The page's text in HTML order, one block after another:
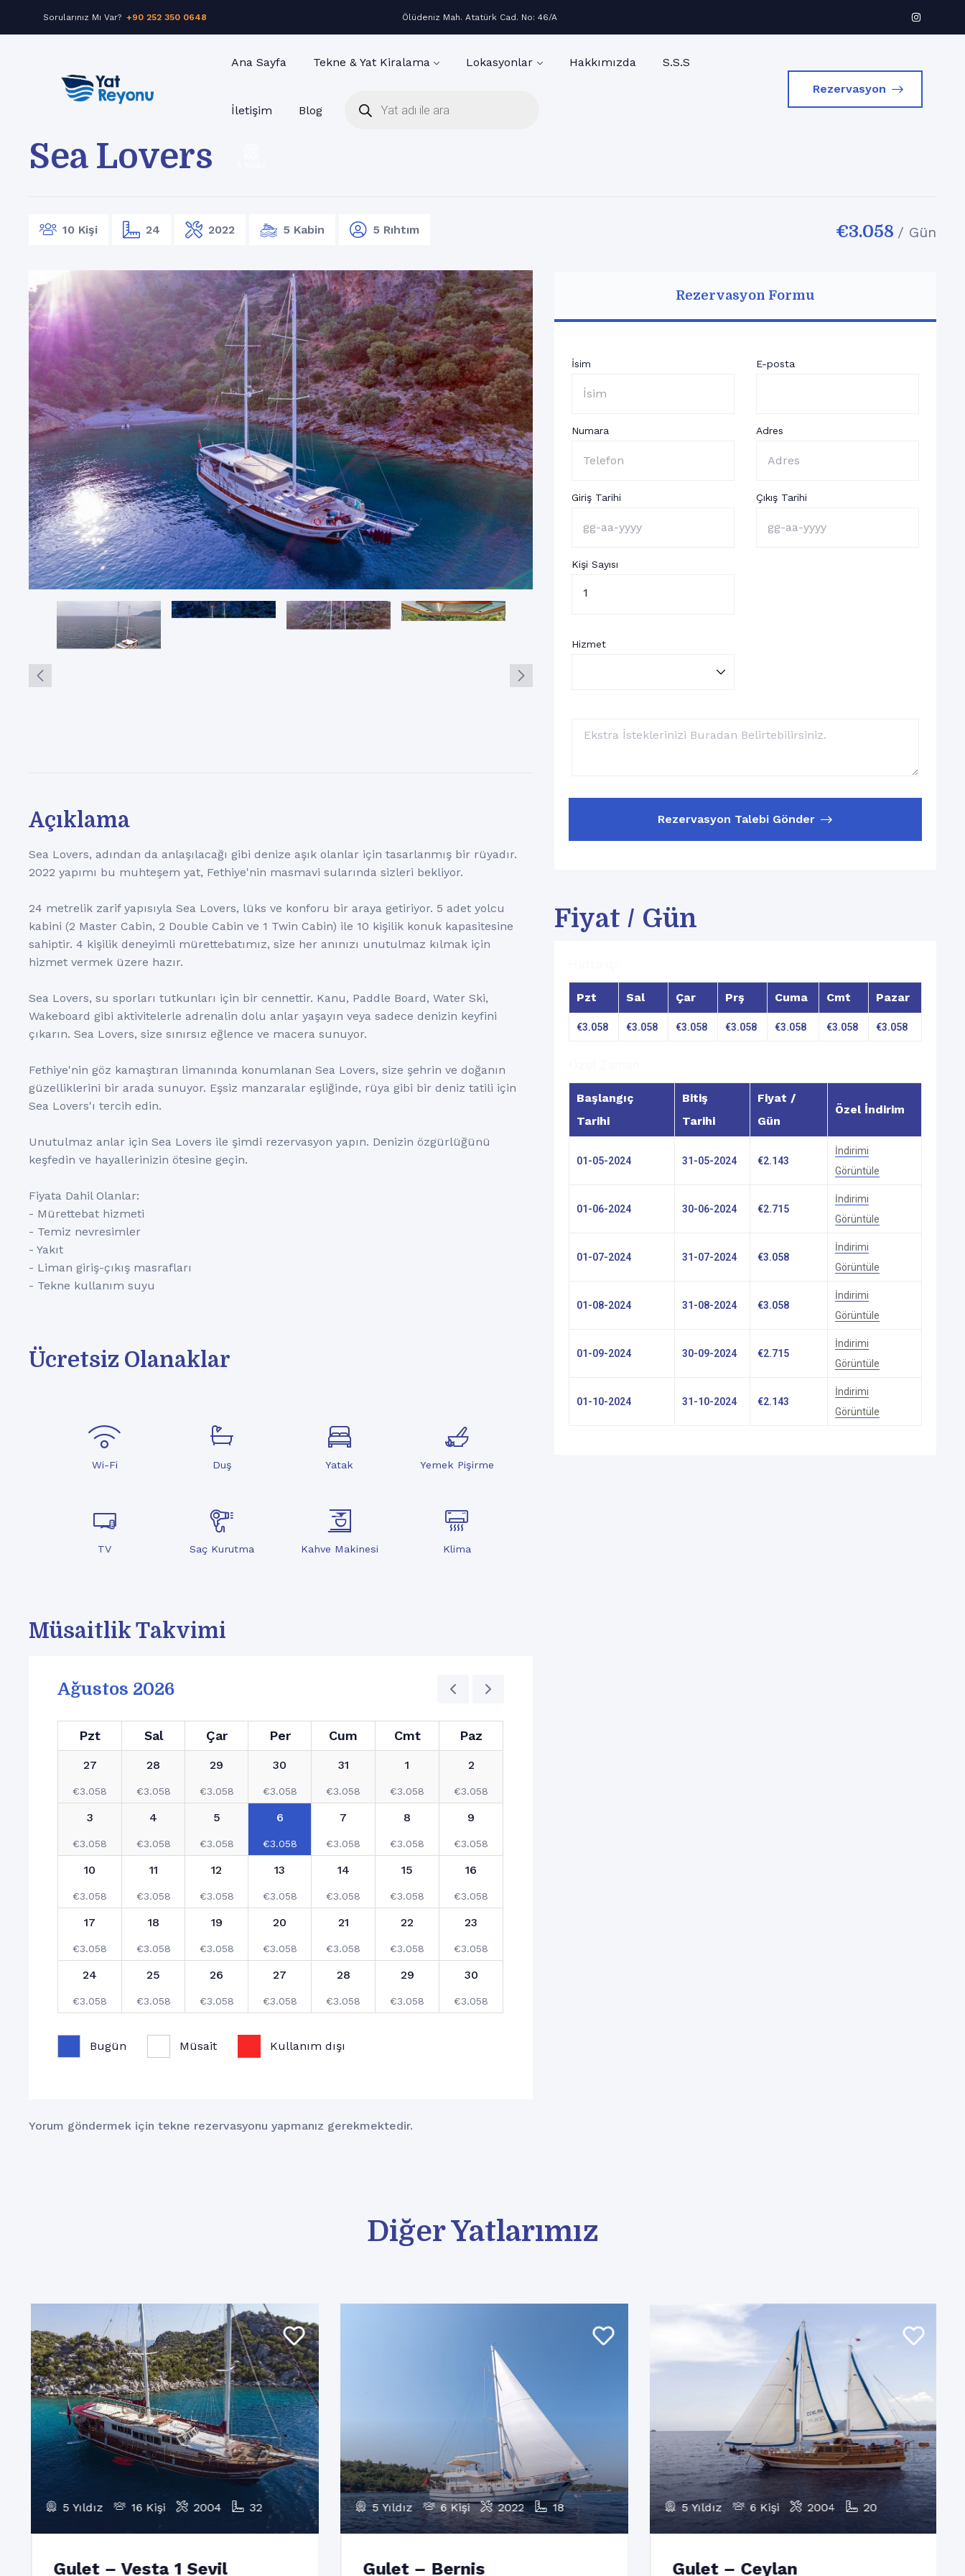
Sorularınız Mı Var? +90 252 350 0648 Ölüdeniz Mah. Atatürk Cad. No: 46/A
Ana Sayfa Tekne & Yat Kiralama Lokasyonlar Hakkımızda S.S.S
İletişim Blog
Rezervasyon
Sea Lovers
10 Kişi 24 2022 5 Kabin 5 Rıhtım
Açıklama
Sea Lovers, adından da anlaşılacağı gibi denize aşık olanlar için tasarlanmış bir rüyadır.
2022 yapımı bu muhteşem yat, Fethiye'nin masmavi sularında sizleri bekliyor.
24 metrelik zarif yapısıyla Sea Lovers, lüks ve konforu bir araya getiriyor. 5 adet yolcu
kabini (2 Master Cabin, 2 Double Cabin ve 1 Twin Cabin) ile 10 kişilik konuk kapasitesine
sahiptir. 4 kişilik deneyimli mürettebatımız, size her anınızı unutulmaz kılmak için
hizmet vermek üzere hazır.
Sea Lovers, su sporları tutkunları için bir cennettir. Kanu, Paddle Board, Water Ski,
Wakeboard gibi aktivitelerle adrenalin dolu anlar yaşayın veya sadece denizin keyfini
çıkarın. Sea Lovers, size sınırsız eğlence ve macera sunuyor.
Fethiye'nin göz kamaştıran limanında konumlanan Sea Lovers, size şehrin ve doğanın
güzelliklerini bir arada sunuyor. Eşsiz manzaralar eşliğinde, rüya gibi bir deniz tatili için
Sea Lovers'ı tercih edin.
Unutulmaz anlar için Sea Lovers ile şimdi rezervasyon yapın. Denizin özgürlüğünü
keşfedin ve hayallerinizin ötesine geçin.
Fiyata Dahil Olanlar:
- Mürettebat hizmeti
- Temiz nevresimler
- Yakıt
- Liman giriş-çıkış masrafları
- Tekne kullanım suyu
Ücretsiz Olanaklar
Wi-Fi Duş Yatak Yemek Pişirme
TV Saç Kurutma Kahve Makinesi Klima
Müsaitlik Takvimi
Ağustos 2026
Pzt Sal Çar Per Cum Cmt Paz
27
€3.058
28
€3.058
29
€3.058
30
€3.058
31
€3.058
1
€3.058
2
€3.058
3
€3.058
4
€3.058
5
€3.058
6
€3.058
7
€3.058
8
€3.058
9
€3.058
10
€3.058
11
€3.058
12
€3.058
13
€3.058
14
€3.058
15
€3.058
16
€3.058
17
€3.058
18
€3.058
19
€3.058
20
€3.058
21
€3.058
22
€3.058
23
€3.058
24
€3.058
25
€3.058
26
€3.058
27
€3.058
28
€3.058
29
€3.058
30
€3.058
3.058 €3.058 3.058 €3.058
Bugün Müsait Kullanım dışı
Yorum göndermek için tekne rezervasyonu yapmanız gerekmektedir.
€3.058 / Gün
Rezervasyon Formu
İsim E-posta
Numara Adres
Giriş Tarihi Çıkış Tarihi
Kişi Sayısı
1
Hizmet
Rezervasyon Talebi Gönder
Fiyat / Gün
Pzt Sal Çar Prş Cuma Cmt Pazar
€3.058 €3.058 €3.058 €3.058 €3.058 €3.058 €3.058
Başlangıç
Tarihi
Bitiş
Tarihi
Fiyat /
Gün
Özel İndirim
01-05-2024 31-05-2024 €2.143
İndirimi
Görüntüle
01-06-2024 30-06-2024 €2.715
İndirimi
Görüntüle
01-07-2024 31-07-2024 €3.058
İndirimi
Görüntüle
01-08-2024 31-08-2024 €3.058
İndirimi
Görüntüle
01-09-2024 30-09-2024 €2.715
İndirimi
Görüntüle
01-10-2024 31-10-2024 €2.143
İndirimi
Görüntüle
Diğer Yatlarımız
5 Yıldız 16 Kişi 2004 32
Gulet – Vesta 1 Sevil
5 Yıldız 6 Kişi 2022 18
Gulet – Bernis
5 Yıldız 6 Kişi 2004 20
Gulet – Ceylan